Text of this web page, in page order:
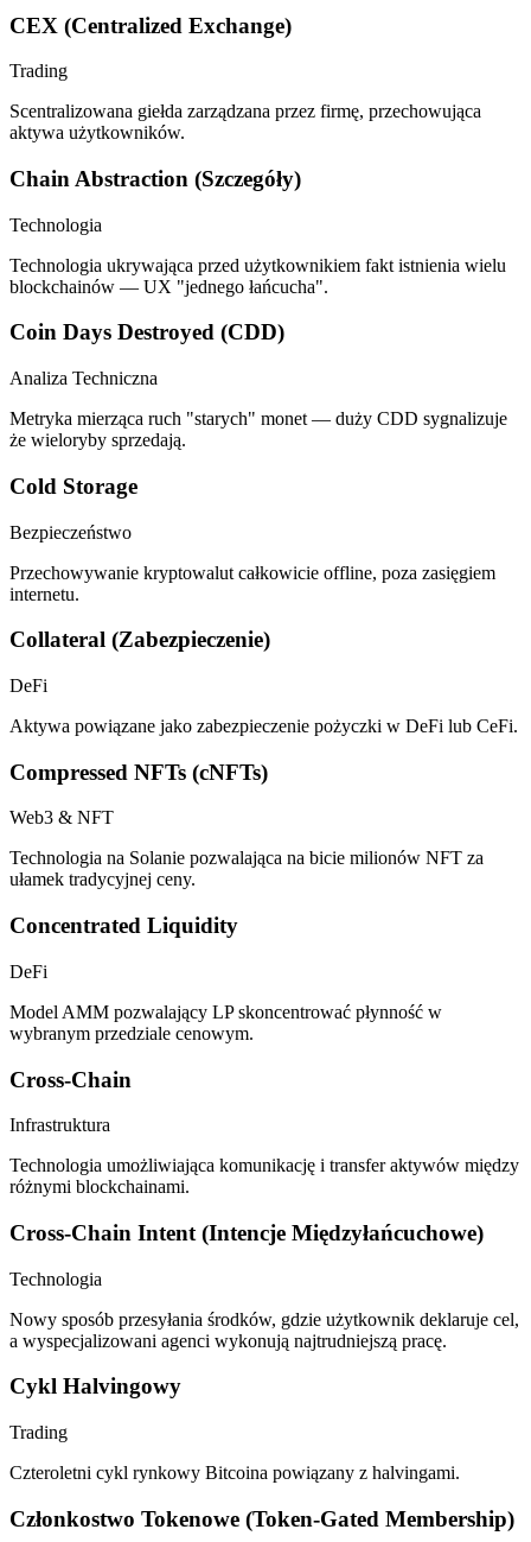
CEX (Centralized Exchange)
Trading
Scentralizowana giełda zarządzana przez firmę, przechowująca
aktywa użytkowników.
Chain Abstraction (Szczegóły)
Technologia
Technologia ukrywająca przed użytkownikiem fakt istnienia wielu
blockchainów — UX "jednego łańcucha".
Coin Days Destroyed (CDD)
Analiza Techniczna
Metryka mierząca ruch "starych" monet — duży CDD sygnalizuje
że wieloryby sprzedają.
Cold Storage
Bezpieczeństwo
Przechowywanie kryptowalut całkowicie offline, poza zasięgiem
internetu.
Collateral (Zabezpieczenie)
DeFi
Aktywa powiązane jako zabezpieczenie pożyczki w DeFi lub CeFi.
Compressed NFTs (cNFTs)
Web3 & NFT
Technologia na Solanie pozwalająca na bicie milionów NFT za
ułamek tradycyjnej ceny.
Concentrated Liquidity
DeFi
Model AMM pozwalający LP skoncentrować płynność w
wybranym przedziale cenowym.
Cross-Chain
Infrastruktura
Technologia umożliwiająca komunikację i transfer aktywów między
różnymi blockchainami.
Cross-Chain Intent (Intencje Międzyłańcuchowe)
Technologia
Nowy sposób przesyłania środków, gdzie użytkownik deklaruje cel,
a wyspecjalizowani agenci wykonują najtrudniejszą pracę.
Cykl Halvingowy
Trading
Czteroletni cykl rynkowy Bitcoina powiązany z halvingami.
Członkostwo Tokenowe (Token-Gated Membership)